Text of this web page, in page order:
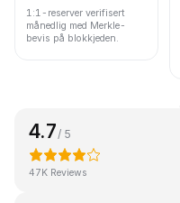
1:1-reserver verifisert
månedlig med Merkle-
bevis på blokkjeden.
4.7/ 5
47K Reviews